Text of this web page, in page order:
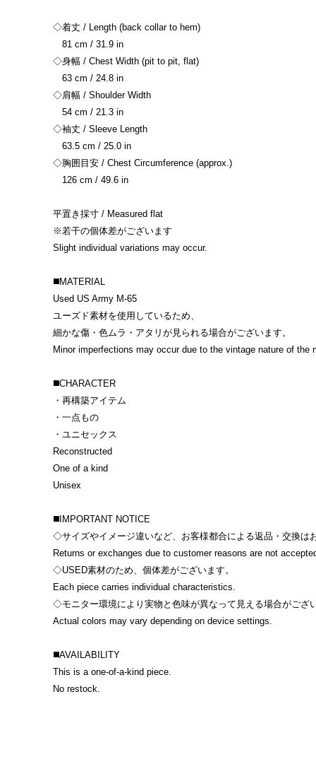
◇着丈 / Length (back collar to hem)
81 cm / 31.9 in
◇身幅 / Chest Width (pit to pit, flat)
63 cm / 24.8 in
◇肩幅 / Shoulder Width
54 cm / 21.3 in
◇袖丈 / Sleeve Length
63.5 cm / 25.0 in
◇胸囲目安 / Chest Circumference (approx.)
126 cm / 49.6 in
平置き採寸 / Measured flat
※若干の個体差がございます
Slight individual variations may occur.
◼️MATERIAL
Used US Army M-65
ユーズド素材を使用しているため、
細かな傷・色ムラ・アタリが見られる場合がございます。
Minor imperfections may occur due to the vintage nature of the
◼️CHARACTER
・再構築アイテム
・一点もの
・ユニセックス
Reconstructed
One of a kind
Unisex
◼️IMPORTANT NOTICE
◇サイズやイメージ違いなど、お客様都合による返品・交換は
Returns or exchanges due to customer reasons are not
◇USED素材のため、個体差がございます。
Each piece carries individual characteristics.
◇モニター環境により実物と色味が異なって見える場合がござ
Actual colors may vary depending on device settings.
◼️AVAILABILITY
This is a one-of-a-kind piece.
No restock.